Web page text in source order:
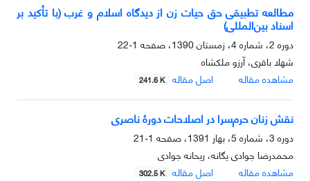
مطالعه تطبیقی حق حیات زن از دیدگاه اسلام و غرب (با تأکید بر
اسناد بین‌المللی)
دوره 2، شماره 4، زمستان 1390، صفحه
1-22
شهلا باقری، آرزو ملکشاه
مشاهده مقاله
اصل مقاله 241.6 K
نقش زنان حرم‌سرا در اصلاحات دورۀ ناصری
دوره 3، شماره 5، بهار 1391، صفحه
1-21
محمدرضا جوادی یگانه، ریحانه جوادی
مشاهده مقاله
اصل مقاله 302.5 K